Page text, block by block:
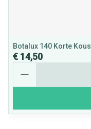
Botalux 140 Korte Kous
€ 14,50